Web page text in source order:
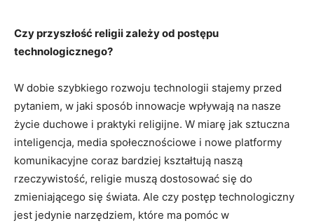
Czy przyszłość religii zależy od postępu
technologicznego?
W dobie szybkiego rozwoju technologii stajemy przed
pytaniem, w jaki sposób innowacje wpływają na nasze
życie duchowe i praktyki religijne. W miarę jak sztuczna
inteligencja, media społecznościowe i nowe platformy
komunikacyjne coraz bardziej kształtują naszą
rzeczywistość, religie muszą dostosować się do
zmieniającego się świata. Ale czy postęp technologiczny
jest jedynie narzędziem, które ma pomóc w